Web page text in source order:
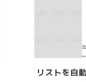
リストを自